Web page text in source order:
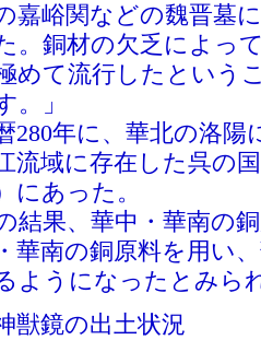
嘉峪関などの魏晋墓
。銅材の欠乏によっ
めて流行したという
。」
280年に、華北の洛
流域に存在した呉の
にあった。
結果、華中・華南の
華南の銅原料を用い
ようになったとみら
獣鏡の出土状況